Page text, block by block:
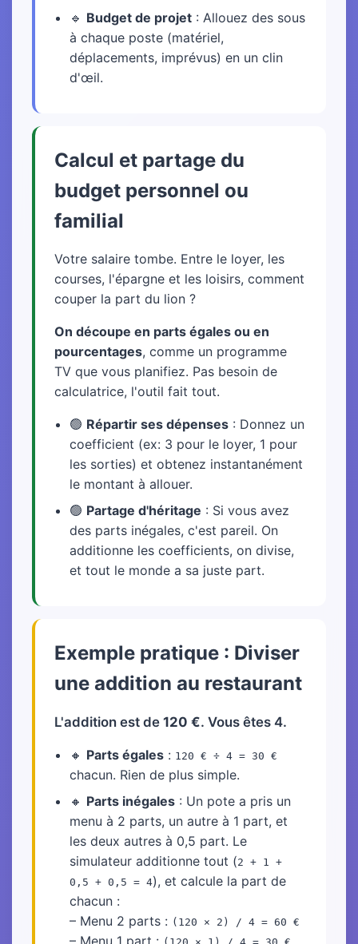
🔹 Budget de projet : Allouez des sous
à chaque poste (matériel,
déplacements, imprévus) en un clin
d'œil.
Calcul et partage du
budget personnel ou
familial
Votre salaire tombe. Entre le loyer, les
courses, l'épargne et les loisirs, comment
couper la part du lion ?
On découpe en parts égales ou en
pourcentages, comme un programme
TV que vous planifiez. Pas besoin de
calculatrice, l'outil fait tout.
🟢 Répartir ses dépenses : Donnez un
coefficient (ex: 3 pour le loyer, 1 pour
les sorties) et obtenez instantanément
le montant à allouer.
🟢 Partage d'héritage : Si vous avez
des parts inégales, c'est pareil. On
additionne les coefficients, on divise,
et tout le monde a sa juste part.
Exemple pratique : Diviser
une addition au restaurant
L'addition est de 120 €. Vous êtes 4.
🔸 Parts égales : 120 € ÷ 4 = 30 €
chacun. Rien de plus simple.
🔸 Parts inégales : Un pote a pris un
menu à 2 parts, un autre à 1 part, et
les deux autres à 0,5 part. Le
simulateur additionne tout (2 + 1 +
0,5 + 0,5 = 4), et calcule la part de
chacun :
– Menu 2 parts : (120 × 2) / 4 = 60 €
– Menu 1 part :